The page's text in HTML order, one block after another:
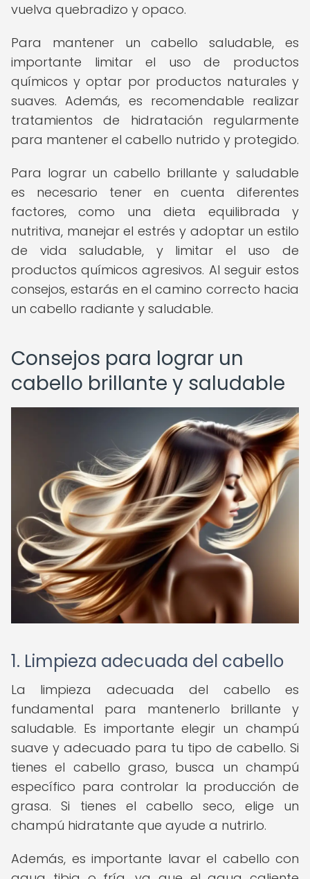
vuelva quebradizo y opaco.
Para mantener un cabello saludable, es
importante limitar el uso de productos
químicos y optar por productos naturales y
suaves. Además, es recomendable realizar
tratamientos de hidratación regularmente
para mantener el cabello nutrido y protegido.
Para lograr un cabello brillante y saludable
es necesario tener en cuenta diferentes
factores, como una dieta equilibrada y
nutritiva, manejar el estrés y adoptar un estilo
de vida saludable, y limitar el uso de
productos químicos agresivos. Al seguir estos
consejos, estarás en el camino correcto hacia
un cabello radiante y saludable.
Consejos para lograr un
cabello brillante y saludable
1. Limpieza adecuada del cabello
La limpieza adecuada del cabello es
fundamental para mantenerlo brillante y
saludable. Es importante elegir un champú
suave y adecuado para tu tipo de cabello. Si
tienes el cabello graso, busca un champú
específico para controlar la producción de
grasa. Si tienes el cabello seco, elige un
champú hidratante que ayude a nutrirlo.
Además, es importante lavar el cabello con